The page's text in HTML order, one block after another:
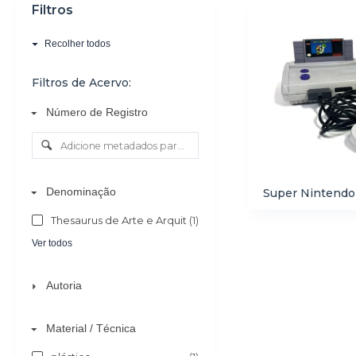
Filtros
Recolher todos
Filtros de Acervo:
Número de Registro
Denominação
Thesaurus de Arte e Arquitetura - AAT
(1)
Ver todos
Autoria
Material / Técnica
Super